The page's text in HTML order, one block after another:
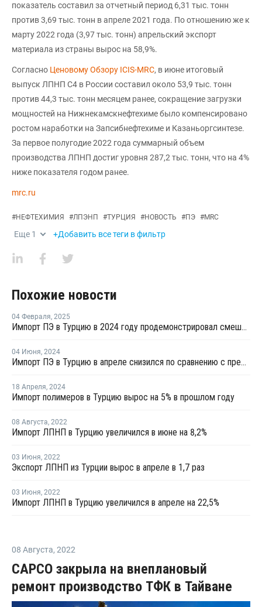
показатель составил за отчетный период 6,31 тыс. тонн
против 3,69 тыс. тонн в апреле 2021 года. По отношению же к
марту 2022 года (3,97 тыс. тонн) апрельский экспорт
материала из страны вырос на 58,9%.
Согласно Ценовому Обзору ICIS-MRC, в июне итоговый
выпуск ЛПНП С4 в России составил около 53,9 тыс. тонн
против 44,3 тыс. тонн месяцем ранее, сокращение загрузки
мощностей на Нижнекамскнефтехиме было компенсировано
ростом наработки на Запсибнефтехиме и Казаньоргсинтезе.
За первое полугодие 2022 года суммарный объем
производства ЛПНП достиг уровня 287,2 тыс. тонн, что на 4%
ниже показателя годом ранее.
mrc.ru
#НЕФТЕХИМИЯ #ЛПЭНП #ТУРЦИЯ #НОВОСТЬ #ПЭ #MRC
Еще 1 +Добавить все теги в фильтр
Похожие новости
04 Февраля, 2025
Импорт ПЭ в Турцию в 2024 году продемонстрировал смешанные показатели
04 Июня, 2024
Импорт ПЭ в Турцию в апреле снизился по сравнению с предыдущим месяцем
18 Апреля, 2024
Импорт полимеров в Турцию вырос на 5% в прошлом году
08 Августа, 2022
Импорт ЛПНП в Турцию увеличился в июне на 8,2%
03 Июня, 2022
Экспорт ЛПНП из Турции вырос в апреле в 1,7 раз
03 Июня, 2022
Импорт ЛПНП в Турцию увеличился в апреле на 22,5%
08 Августа, 2022
CAPCO закрыла на внеплановый
ремонт производство ТФК в Тайване